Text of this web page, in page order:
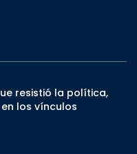
resistió la política,
los vínculos